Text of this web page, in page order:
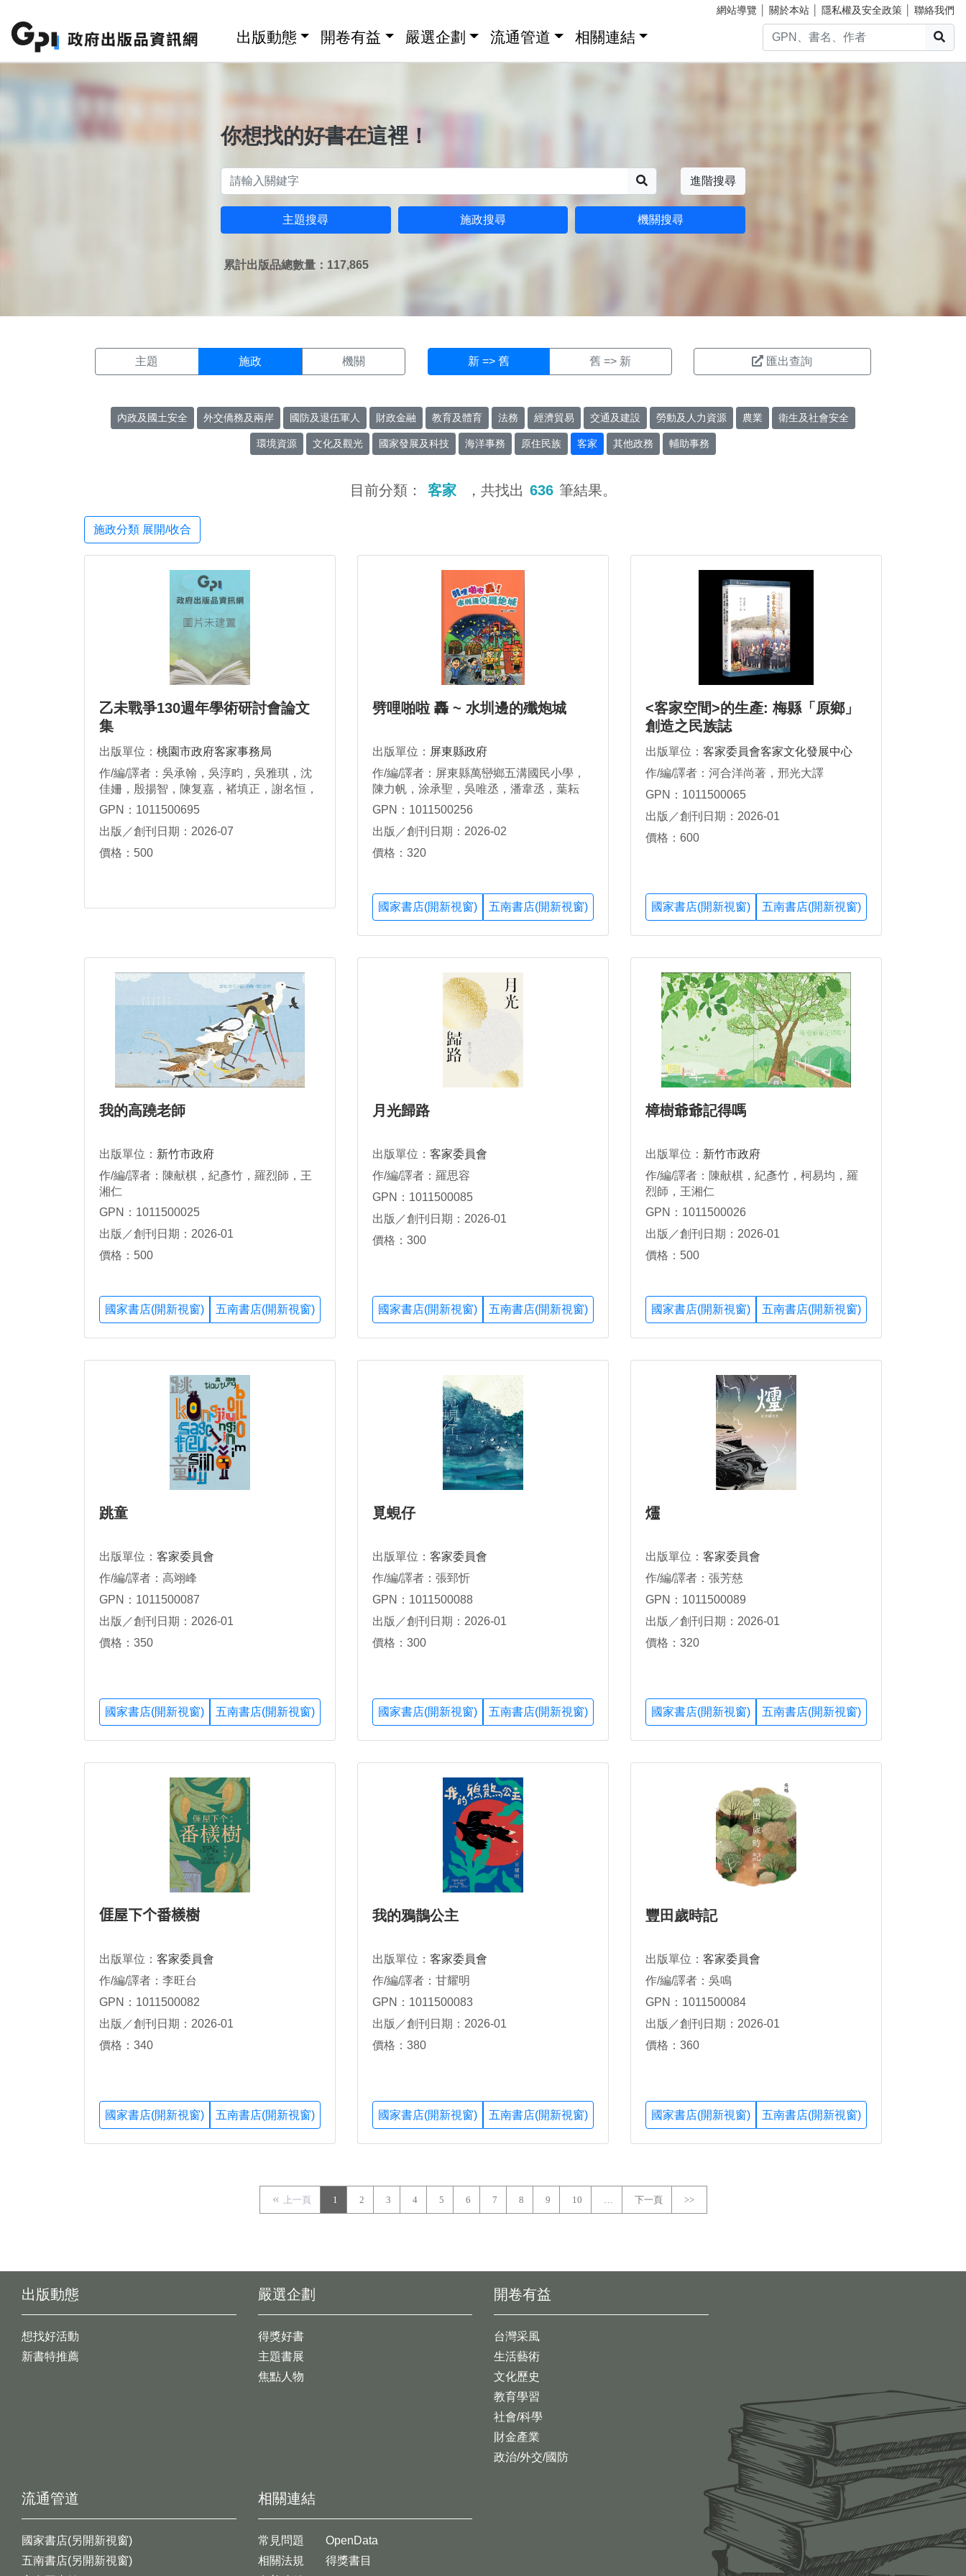
網站導覽 關於本站 隱私權及安全政策 聯絡我們
出版動態 開卷有益 嚴選企劃 流通管道 相關連結
你想找的好書在這裡！
進階搜尋
主題搜尋 施政搜尋 機關搜尋
累計出版品總數量：117,865
主題 施政 機關 新 => 舊 舊 => 新 匯出查詢
內政及國土安全 外交僑務及兩岸 國防及退伍軍人 財政金融 教育及體育 法務 經濟貿易 交通及建設 勞動及人力資源 農業 衛生及社會安全
環境資源 文化及觀光 國家發展及科技 海洋事務 原住民族 客家 其他政務 輔助事務
目前分類： 客家 ，共找出 636 筆結果。
施政分類 展開/收合
乙未戰爭130週年學術研討會論文
集
出版單位： 桃園市政府客家事務局
作/編/譯者：吳承翰，吳淳畇，吳雅琪，沈
佳姍，殷揚智，陳复嘉，褚填正，謝名恒，
羅曉嵐
GPN：1011500695
出版／創刊日期：2026-07
價格：500
劈哩啪啦 轟 ~ 水圳邊的殲炮城
出版單位： 屏東縣政府
作/編/譯者：屏東縣萬巒鄉五溝國民小學，
陳力帆，涂承聖，吳唯丞，潘韋丞，葉耘
銓，賴正祐，林宥丞，潘奕瑋，鍾秉宸，李
張綵恩，吳姉紜，陳宥安，郭利妍，林育
箐，吳佳彧，江郁卉，李詠恩，傅恩葦，林
GPN：1011500256
出版／創刊日期：2026-02
價格：320
國家書店(開新視窗) 五南書店(開新視窗)
<客家空間>的生產: 梅縣「原鄉」
創造之民族誌
出版單位： 客家委員會客家文化發展中心
作/編/譯者：河合洋尚著，邢光大譯
GPN：1011500065
出版／創刊日期：2026-01
價格：600
國家書店(開新視窗) 五南書店(開新視窗)
我的高蹺老師
出版單位： 新竹市政府
作/編/譯者：陳献棋，紀彥竹，羅烈師，王
湘仁
GPN：1011500025
出版／創刊日期：2026-01
價格：500
國家書店(開新視窗) 五南書店(開新視窗)
月光歸路
出版單位： 客家委員會
作/編/譯者：羅思容
GPN：1011500085
出版／創刊日期：2026-01
價格：300
國家書店(開新視窗) 五南書店(開新視窗)
樟樹爺爺記得嗎
出版單位： 新竹市政府
作/編/譯者：陳献棋，紀彥竹，柯易均，羅
烈師，王湘仁
GPN：1011500026
出版／創刊日期：2026-01
價格：500
國家書店(開新視窗) 五南書店(開新視窗)
跳童
出版單位： 客家委員會
作/編/譯者：高翊峰
GPN：1011500087
出版／創刊日期：2026-01
價格：350
國家書店(開新視窗) 五南書店(開新視窗)
覓蜆仔
出版單位： 客家委員會
作/編/譯者：張郅忻
GPN：1011500088
出版／創刊日期：2026-01
價格：300
國家書店(開新視窗) 五南書店(開新視窗)
爧
出版單位： 客家委員會
作/編/譯者：張芳慈
GPN：1011500089
出版／創刊日期：2026-01
價格：320
國家書店(開新視窗) 五南書店(開新視窗)
𠊎屋下个番檨樹
出版單位： 客家委員會
作/編/譯者：李旺台
GPN：1011500082
出版／創刊日期：2026-01
價格：340
國家書店(開新視窗) 五南書店(開新視窗)
我的鴉鵲公主
出版單位： 客家委員會
作/編/譯者：甘耀明
GPN：1011500083
出版／創刊日期：2026-01
價格：380
國家書店(開新視窗) 五南書店(開新視窗)
豐田歲時記
出版單位： 客家委員會
作/編/譯者：吳鳴
GPN：1011500084
出版／創刊日期：2026-01
價格：360
國家書店(開新視窗) 五南書店(開新視窗)
上一頁 1 2 3 4 5 6 7 8 9 10 下一頁 >>
出版動態
想找好活動
新書特推薦
開卷有益
台灣采風
生活藝術
文化歷史
教育學習
社會/科學
財金產業
政治/外交/國防
嚴選企劃
得獎好書
主題書展
焦點人物
流通管道
國家書店(另開新視窗)
五南書店(另開新視窗)
相關連結
常見問題
相關法規
OpenData
得獎書目